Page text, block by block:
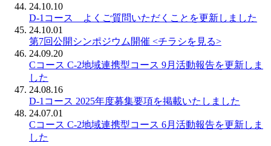
24.10.10
D-1コース よくご質問いただくことを更新しました
24.10.01
第7回公開シンポジウム開催 <チラシを見る>
24.09.20
Cコース C-2地域連携型コース 9月活動報告を更新しま
した
24.08.16
D-1コース 2025年度募集要項を掲載いたしました
24.07.01
Cコース C-2地域連携型コース 6月活動報告を更新しま
した